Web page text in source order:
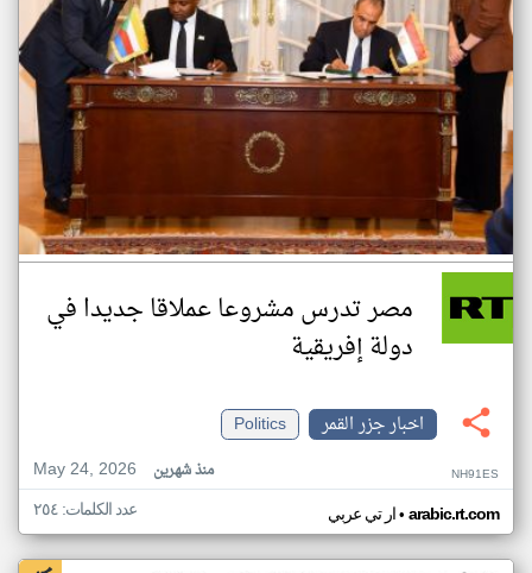
مصر تدرس مشروعا عملاقا جديدا في
دولة إفريقية
اخبار جزر القمر
Politics
May 24, 2026
منذ شهرين NH91ES
ار تي عربي• arabic.rt.com عدد الكلمات: ٢٥٤